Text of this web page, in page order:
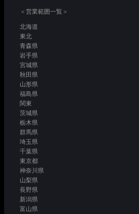
＜営業範囲一覧＞
北海道
東北
青森県
岩手県
宮城県
秋田県
山形県
福島県
関東
茨城県
栃木県
群馬県
埼玉県
千葉県
東京都
神奈川県
山梨県
長野県
新潟県
富山県